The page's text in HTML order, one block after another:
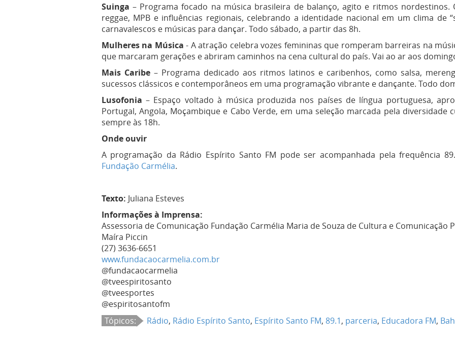
Suinga – Programa focado na música brasileira de balanço, agito e ritmos
reggae, MPB e influências regionais, celebrando a identidade nacional em um clima de
carnavalescos e músicas para dançar. Todo sábado, a partir das 8h.
Mulheres na Música - A atração celebra vozes femininas que romperam barreiras na
que marcaram gerações e abriram caminhos na cena cultural do país. Vai ao ar aos
Mais Caribe– Programa dedicado aos ritmos latinos e caribenhos, como salsa,
sucessos clássicos e contemporâneos em uma programação vibrante e dançante. Todo
Lusofonia – Espaço voltado à música produzida nos países de língua portuguesa,
Portugal, Angola, Moçambique e Cabo Verde, em uma seleção marcada pela diversidade
sempre às 18h.
Onde ouvir
A programação da Rádio Espírito Santo FM pode ser acompanhada pela frequência
Fundação Carmélia.
Texto: Juliana Esteves
Informações à Imprensa:
Assessoria de Comunicação Fundação Carmélia Maria de Souza de Cultura e Comunicação
Maíra Piccin
(27) 3636-6651
www.fundacaocarmelia.com.br
@fundacaocarmelia
@tveespiritosanto
@tveesportes
@espiritosantofm
Tópicos:
Rádio, Rádio Espírito Santo, Espírito Santo FM, 89.1, parceria, Educadora FM,